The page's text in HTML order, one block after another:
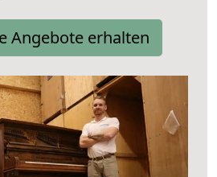
Angebote erhalten